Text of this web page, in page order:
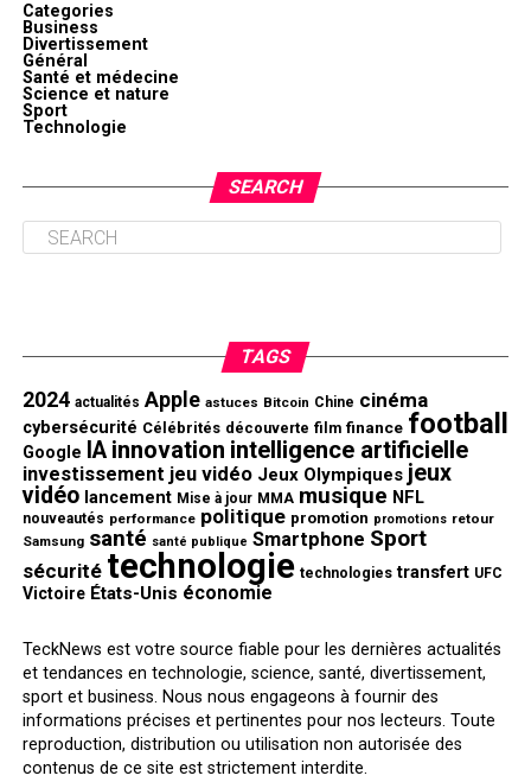
Categories
Business
Divertissement
Général
Santé et médecine
Science et nature
Sport
Technologie
SEARCH
TAGS
2024 actualités Apple astuces Bitcoin Chine cinéma
cybersécurité Célébrités découverte film finance football
Google IA innovation intelligence artificielle
investissement jeu vidéo Jeux Olympiques jeux
vidéo lancement Mise à jour MMA musique NFL
nouveautés performance politique promotion promotions retour
Samsung santé santé publique Smartphone Sport
sécurité technologie technologies transfert UFC
Victoire États-Unis économie
TeckNews est votre source fiable pour les dernières actualités
et tendances en technologie, science, santé, divertissement,
sport et business. Nous nous engageons à fournir des
informations précises et pertinentes pour nos lecteurs. Toute
reproduction, distribution ou utilisation non autorisée des
contenus de ce site est strictement interdite.